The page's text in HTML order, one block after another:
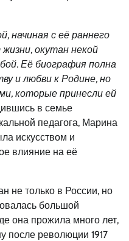
начиная с её раннего
окутан некой
Её биография полна
и любви к Родине, но
которые принесли ей
в семье
педагога, Марина
искусством и
влияние на её
не только в России, но
большой
она прожила много лет,
после революции 1917